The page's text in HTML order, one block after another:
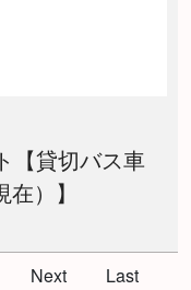
【貸切バス車
）】
Next
Last